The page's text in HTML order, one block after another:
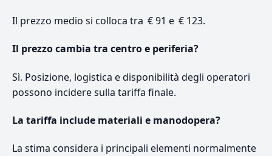
Il prezzo medio si colloca tra € 91 e € 123.
Il prezzo cambia tra centro e periferia?
Sì. Posizione, logistica e disponibilità degli operatori
possono incidere sulla tariffa finale.
La tariffa include materiali e manodopera?
La stima considera i principali elementi normalmente